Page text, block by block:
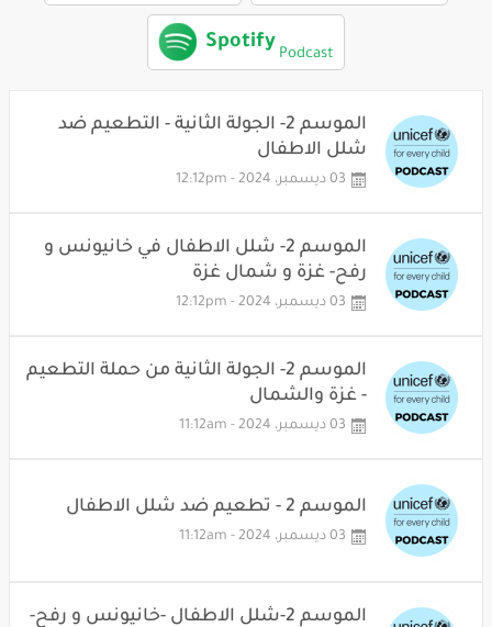
Spotify
Podcast
الموسم 2- الجولة الثانية - التطعيم ضد
شلل الاطفال
03 ديسمبر، 2024 - 12:12pm
الموسم 2- شلل الاطفال في خانيونس و
رفح- غزة و شمال غزة
03 ديسمبر، 2024 - 12:12pm
الموسم 2- الجولة الثانية من حملة التطعيم
- غزة والشمال
03 ديسمبر، 2024 - 11:12am
الموسم 2 - تطعيم ضد شلل الاطفال
03 ديسمبر، 2024 - 11:12am
الموسم 2-شلل الاطفال -خانيونس و رفح-